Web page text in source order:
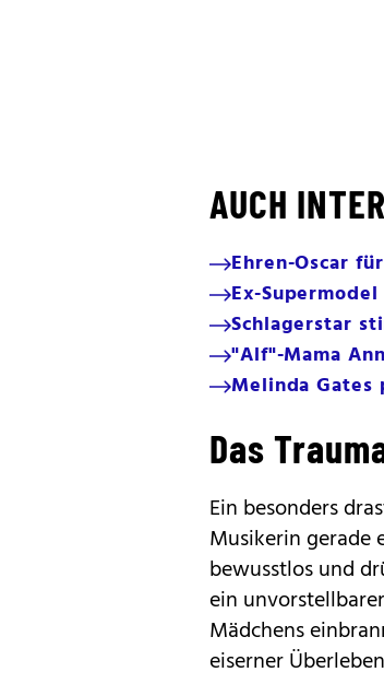
AUCH
Ehren-Oscar
Ex-
Schlagerstar
"Alf"-Mama
Melinda Gates
Das
Ein besonders
Musikerin gerade
bewusstlos und
ein
Mädchens
eiserner